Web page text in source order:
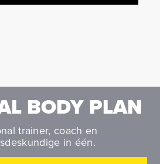
BODY PLAN
trainer, coach en
in één.